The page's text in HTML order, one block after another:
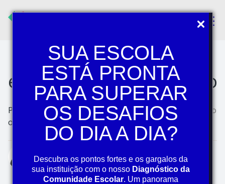
SUA ESCOLA
ESTÁ PRONTA
PARA SUPERAR
OS DESAFIOS
DO DIA A DIA?
Descubra os pontos fortes e os gargalos da
sua instituição com o nosso Diagnóstico da
Comunidade Escolar. Um panorama
Pular navegação
estratégias para
enriquecer o aprendizado
Publicado em 21 de
outubro de 2024
Atualizado em 27 de maio
de 2026.
Analista Pedagógico de Avaliações